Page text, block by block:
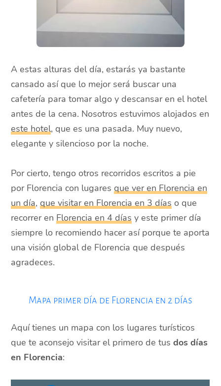
A estas alturas del día, estarás ya bastante
cansado así que lo mejor será buscar una
cafetería para tomar algo y descansar en el hotel
antes de la cena. Nosotros estuvimos alojados en
este hotel, que es una pasada. Muy nuevo,
elegante y silencioso por la noche.
Por cierto, tengo otros recorridos escritos a pie
por Florencia con lugaresque ver en Florencia en
un día,que visitar en Florencia en 3 días o que
recorrer enFlorencia en 4 días y este primer día
siempre lo recomiendo hacer así porque te aporta
una visión global de Florencia que después
agradeces.
Mapa primer día de Florencia en 2 días
Aquí tienes un mapa con los lugares turísticos
que te aconsejo visitar el primero de tusdos días
en Florencia: